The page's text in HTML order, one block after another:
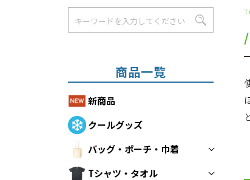
商品一覧
新商品
クールグッズ
バッグ・ポーチ・巾着
トートバッグ
Tシャツ・タオル